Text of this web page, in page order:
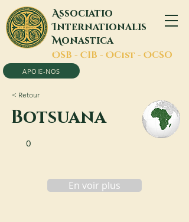
Associatio
Internationalis
Monastica
OSB - CIB - OCist - OCSO
APOIE-NOS
< Retour
Botsuana
0
En voir plus